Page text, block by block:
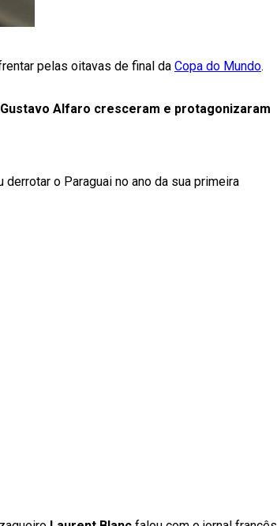
pelas oitavas de final da Copa do Mundo.
Alfaro cresceram e protagonizaram
o Paraguai no ano da sua primeira